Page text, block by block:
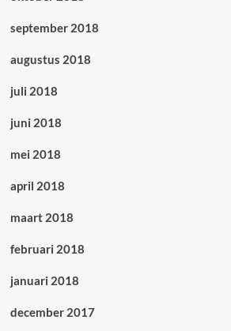
september 2018
augustus 2018
juli 2018
juni 2018
mei 2018
april 2018
maart 2018
februari 2018
januari 2018
december 2017